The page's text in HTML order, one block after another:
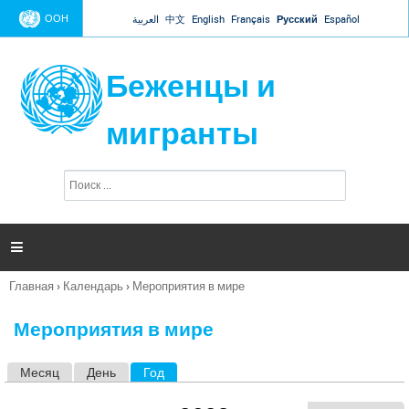
Jump to navigation
ООН العربية 中文 English Français Русский Español
Беженцы и
мигранты
п
и

Вы
Главная › Календарь › Мероприятия в мире
Мероприятия в мире
Месяц День Год